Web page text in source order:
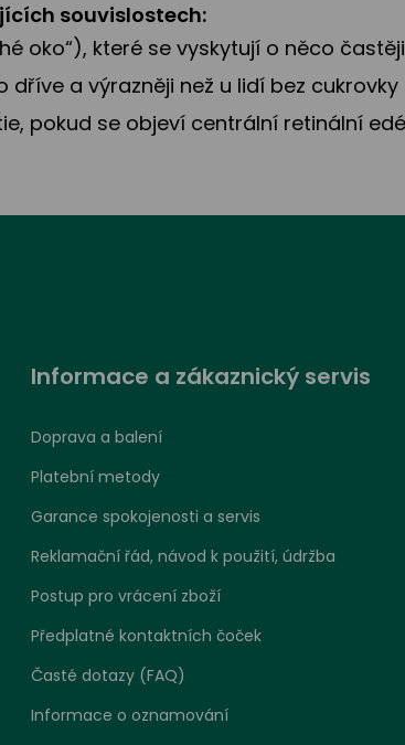
souvislostech:
oko“), které se vyskytují o něco
dříve a výrazněji než u lidí bez cukrovky
pokud se objeví centrální retinální
Informace a zákaznický servis
Doprava a balení
Platební metody
Garance spokojenosti a servis
Reklamační řád, návod k použití, údržba
Postup pro vrácení zboží
Předplatné kontaktních čoček
Časté dotazy (FAQ)
Informace o oznamování